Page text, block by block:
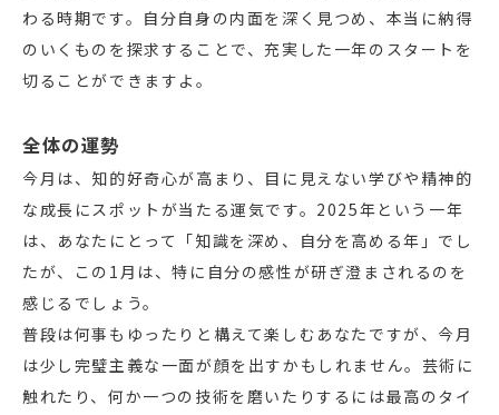
わる時期です。自分自身の内面を深く見つめ、本当に納得
のいくものを探求することで、充実した一年のスタートを
切ることができますよ。
全体の運勢
今月は、知的好奇心が高まり、目に見えない学びや精神的
な成長にスポットが当たる運気です。2025年という一年
は、あなたにとって「知識を深め、自分を高める年」でし
たが、この1月は、特に自分の感性が研ぎ澄まされるのを
感じるでしょう。
普段は何事もゆったりと構えて楽しむあなたですが、今月
は少し完璧主義な一面が顔を出すかもしれません。芸術に
触れたり、何か一つの技術を磨いたりするには最高のタイ